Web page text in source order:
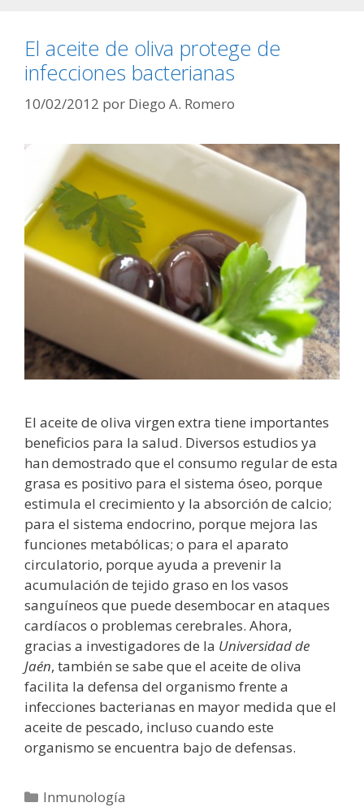
El aceite de oliva protege de
infecciones bacterianas
10/02/2012 por Diego A. Romero
El aceite de oliva virgen extra tiene importantes
beneficios para la salud. Diversos estudios ya
han demostrado que el consumo regular de esta
grasa es positivo para el sistema óseo, porque
estimula el crecimiento y la absorción de calcio;
para el sistema endocrino, porque mejora las
funciones metabólicas; o para el aparato
circulatorio, porque ayuda a prevenir la
acumulación de tejido graso en los vasos
sanguíneos que puede desembocar en ataques
cardíacos o problemas cerebrales. Ahora,
gracias a investigadores de la Universidad de
Jaén, también se sabe que el aceite de oliva
facilita la defensa del organismo frente a
infecciones bacterianas en mayor medida que el
aceite de pescado, incluso cuando este
organismo se encuentra bajo de defensas.
Categorías
Inmunología